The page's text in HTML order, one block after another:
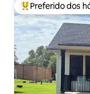
Entre os
Preferido dos